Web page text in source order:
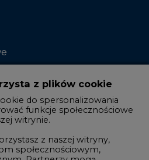
rynku z plików cookie
do spersonalizowania
funkcje społecznościowe
witrynie.
z naszej witryny,
społecznościowym,